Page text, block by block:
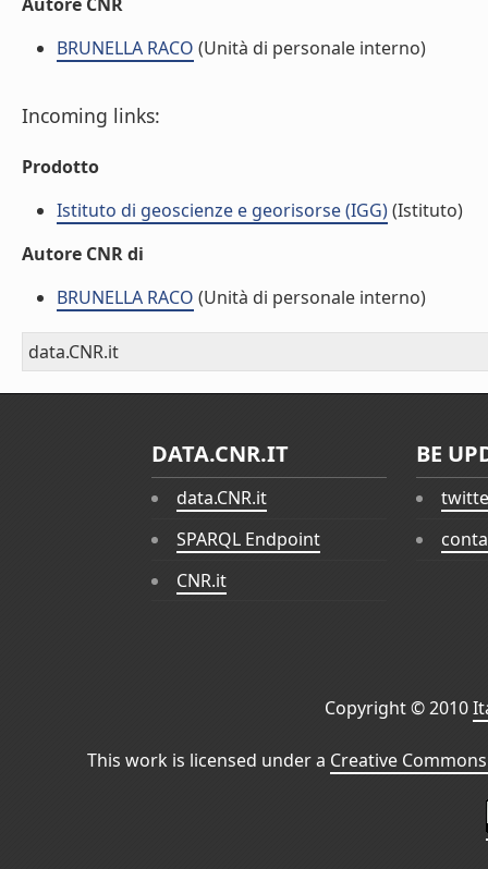
BRUNELLA RACO (Unità di personale interno)
Incoming links:
Prodotto
Istituto di geoscienze e georisorse (IGG)(Istituto)
Autore CNR di
BRUNELLA RACO (Unità di personale interno)
data.CNR.it
DATA.CNR.IT
data.CNR.it
SPARQL Endpoint
CNR.it
BE
Copyright © 2010
This work is licensed under a Creative